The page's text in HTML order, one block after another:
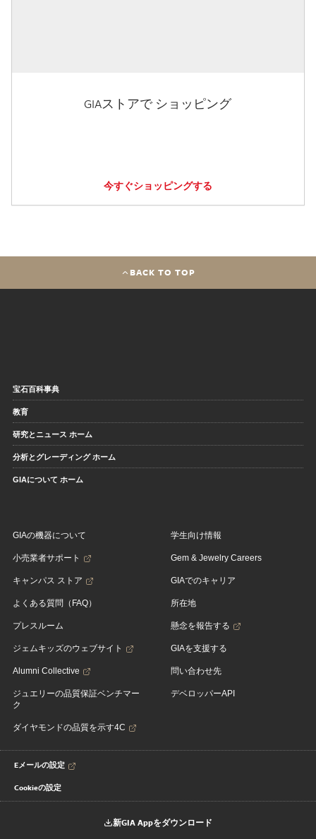
GIAストアで ショッピング
今すぐショッピングする
BACK TO TOP
宝石百科事典
教育
研究とニュース ホーム
分析とグレーディング ホーム
GIAについて ホーム
GIAの機器について
小売業者サポート
キャンパス ストア
よくある質問（FAQ）
プレスルーム
ジェムキッズのウェブサイト
Alumni Collective
ジュエリーの品質保証ベンチマー
ク
ダイヤモンドの品質を示す4C
学生向け情報
Gem & Jewelry Careers
GIAでのキャリア
所在地
懸念を報告する
GIAを支援する
問い合わせ先
デベロッパーAPI
Eメールの設定
Cookieの設定
新GIA Appをダウンロード